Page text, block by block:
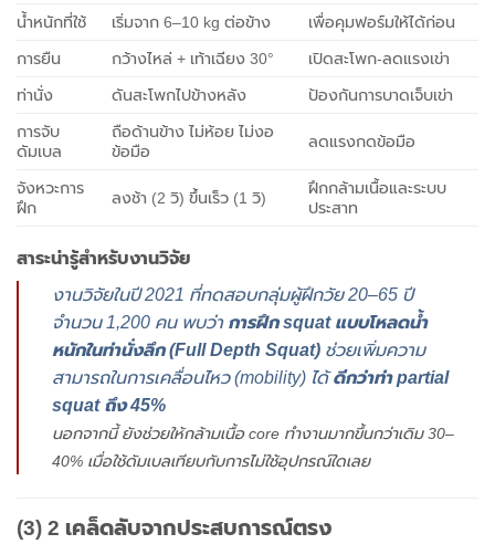
น้ำหนักที่ใช้ เริ่มจาก 6–10 kg ต่อข้าง เพื่อคุมฟอร์มให้ได้ก่อน
การยืน กว้างไหล่ + เท้าเฉียง 30° เปิดสะโพก-ลดแรงเข่า
ท่านั่ง ดันสะโพกไปข้างหลัง ป้องกันการบาดเจ็บเข่า
การจับ
ดัมเบล
ถือด้านข้าง ไม่ห้อย ไม่งอ
ข้อมือ
ลดแรงกดข้อมือ
จังหวะการ
ฝึก
ลงช้า (2 วิ) ขึ้นเร็ว (1 วิ)
ฝึกกล้ามเนื้อและระบบ
ประสาท
สาระน่ารู้สำหรับงานวิจัย
งานวิจัยในปี 2021 ที่ทดสอบกลุ่มผู้ฝึกวัย 20–65 ปี
จำนวน 1,200 คน พบว่า การฝึก squat แบบโหลดน้ำ
หนักในท่านั่งลึก (Full Depth Squat) ช่วยเพิ่มความ
สามารถในการเคลื่อนไหว (mobility) ได้ดีกว่าท่า partial
squat ถึง 45%
นอกจากนี้ ยังช่วยให้กล้ามเนื้อ core ทำงานมากขึ้นกว่าเดิม 30–
40% เมื่อใช้ดัมเบลเทียบกับการไม่ใช้อุปกรณ์ใดเลย
(3) 2 เคล็ดลับจากประสบการณ์ตรง